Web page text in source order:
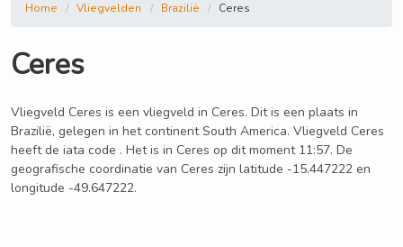
Home Vliegvelden Brazilië Ceres
Ceres
Vliegveld Ceres is een vliegveld in Ceres. Dit is een plaats in
Brazilië, gelegen in het continent South America. Vliegveld Ceres
heeft de iata code . Het is in Ceres op dit moment 11:57. De
geografische coordinatie van Ceres zijn latitude -15.447222 en
longitude -49.647222.